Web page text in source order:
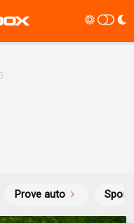
Prove auto Sport